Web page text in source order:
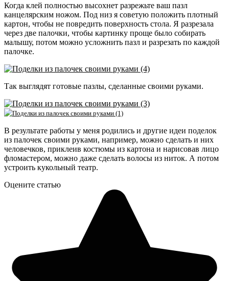
Когда клей полностью высохнет разрежьте ваш пазл
канцелярским ножом. Под низ я советую положить плотный
картон, чтобы не повредить поверхность стола. Я разрезала
через две палочки, чтобы картинку проще было собирать
малышу, потом можно усложнить пазл и разрезать по каждой
палочке.
Так выглядят готовые пазлы, сделанные своими руками.
В результате работы у меня родились и другие идеи поделок
из палочек своими руками, например, можно сделать и них
человечков, приклеив костюмы из картона и нарисовав лицо
фломастером, можно даже сделать волосы из ниток. А потом
устроить кукольный театр.
Оцените статью